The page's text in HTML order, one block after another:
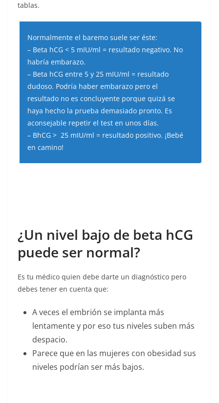
tablas.
Normalmente el baremo suele ser éste:
– Beta hCG < 5 mIU/ml = resultado negativo. No
habría embarazo.
– Beta hCG entre 5 y 25 mIU/ml = resultado
dudoso. Podría haber embarazo pero el
resultado no es concluyente porque quizá se
haya hecho la prueba demasiado pronto. Es
aconsejable repetir el test en unos días.
– BhCG > 25 mIU/ml = resultado positivo. ¡Bebé
en camino!
¿Un nivel bajo de beta hCG
puede ser normal?
Es tu médico quien debe darte un diagnóstico pero
debes tener en cuenta que:
A veces el embrión se implanta más
lentamente y por eso tus niveles suben más
despacio.
Parece que en las mujeres con obesidad sus
niveles podrían ser más bajos.